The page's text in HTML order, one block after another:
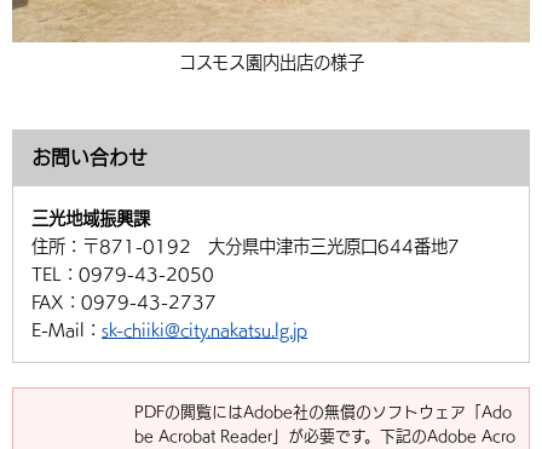
コスモス園内出店の様子
お問い合わせ
三光地域振興課
住所： 〒871-0192 大分県中津市三光原口644番地7
TEL： 0979-43-2050
FAX： 0979-43-2737
E-Mail： sk-chiiki@city.nakatsu.lg.jp
PDFの閲覧にはAdobe社の無償のソフトウェア「Ado
be Acrobat Reader」が必要です。下記のAdobe Acro